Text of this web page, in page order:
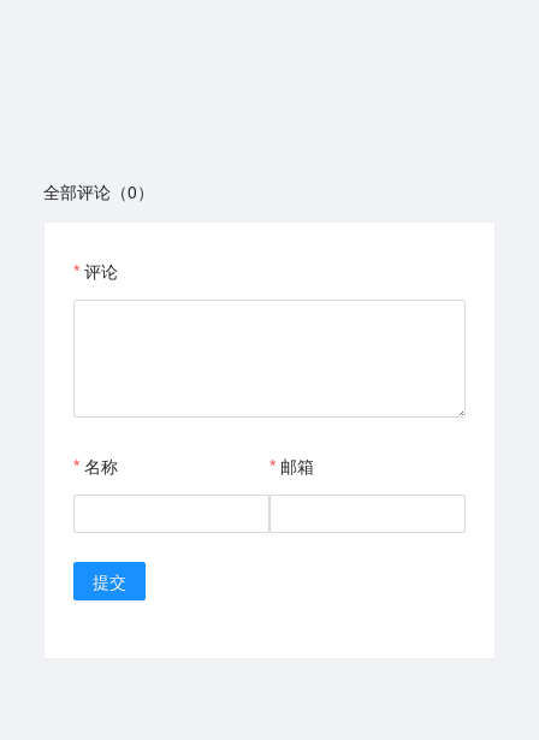
全部评论（0）
评论
名称 邮箱
提交